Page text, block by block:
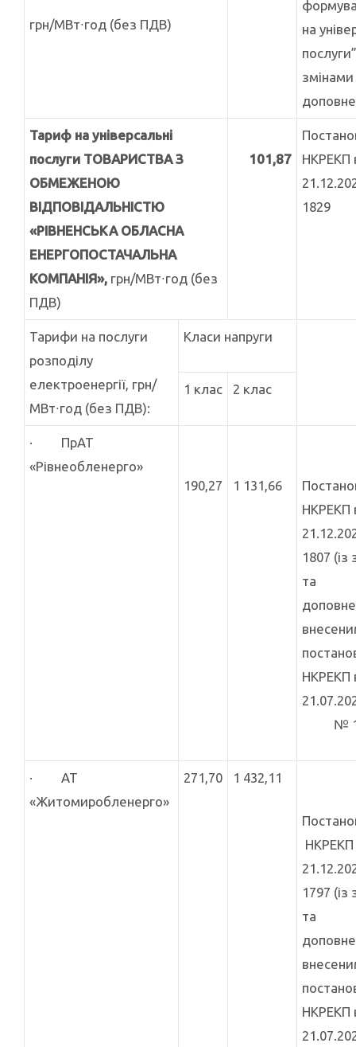
грн/МВт∙год (без ПДВ)
на
змінами
Тариф на універсальні
послуги ТОВАРИСТВА З
ОБМЕЖЕНОЮ
ВІДПОВІДАЛЬНІСТЮ
«РІВНЕНСЬКА ОБЛАСНА
ЕНЕРГОПОСТАЧАЛЬНА
КОМПАНІЯ», грн/МВт∙год (без
ПДВ)
101,87
НКРЕКП
1829
Тарифи на послуги
розподілу
електроенергії, грн/
МВт∙год (без ПДВ):
Класи напруги
1 клас 2 клас
· ПрАТ
«Рівнеобленерго»
190,27
1 131,66
НКРЕКП
1807 (із
та
НКРЕКП
№
· АТ
«Житомиробленерго»
271,70 1 432,11
НКРЕКП
1797 (із
та
НКРЕКП